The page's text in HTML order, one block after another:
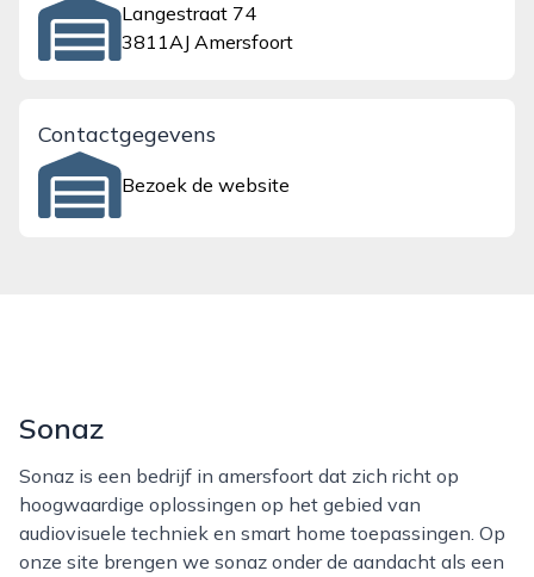
Langestraat 74
3811AJ Amersfoort
Contactgegevens
Bezoek de website
Sonaz
Sonaz is een bedrijf in amersfoort dat zich richt op
hoogwaardige oplossingen op het gebied van
audiovisuele techniek en smart home toepassingen. Op
onze site brengen we sonaz onder de aandacht als een